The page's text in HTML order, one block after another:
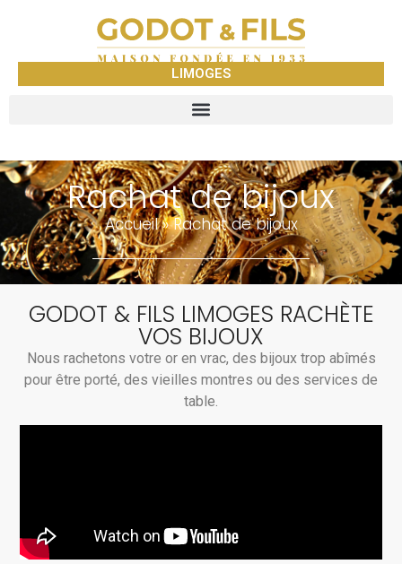
LIMOGES
Rachat de bijoux
Accueil»Rachat de bijoux
GODOT & FILS LIMOGES RACHÈTE
VOS BIJOUX
Nous rachetons votre or en vrac, des bijoux trop abîmés
pour être porté, des vieilles montres ou des services de
table.